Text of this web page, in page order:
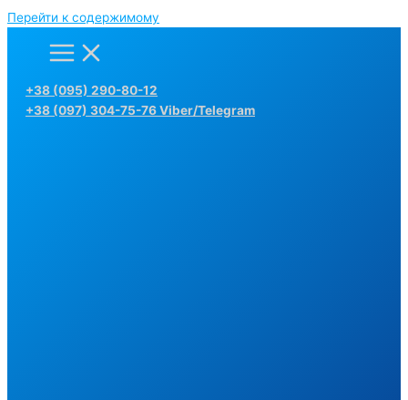
Перейти к содержимому
+38 (095) 290-80-12
+38 (097) 304-75-76 Viber/Telegram